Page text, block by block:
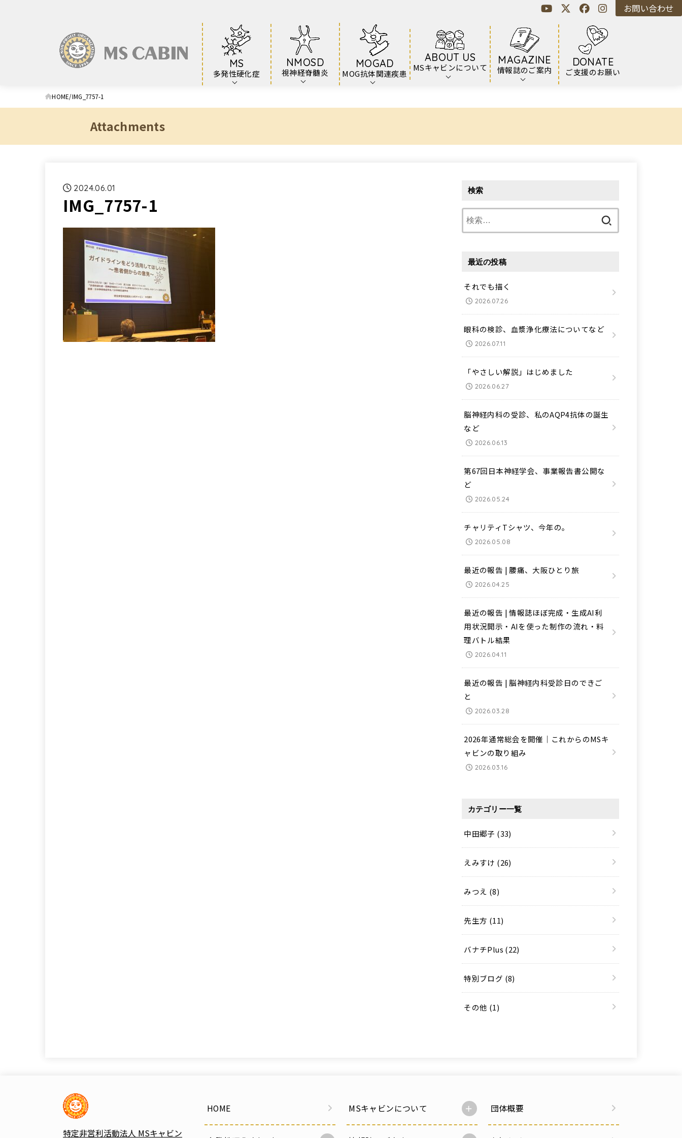
MS
多発性硬化症
NMOSD
視神経脊髄炎
MOGAD
MOG抗体関連疾患
ABOUT US
MSキャビンについて
MAGAZINE
情報誌のご案内
DONATE
ご支援のお願い
お問い合わせ
HOME IMG_7757-1
Attachments
2024.06.01
IMG_7757-1
検索
最近の投稿
それでも描く
2026.07.26
眼科の検診、血漿浄化療法についてなど
2026.07.11
「やさしい解説」はじめました
2026.06.27
脳神経内科の受診、私のAQP4抗体の誕生
など
2026.06.13
第67回日本神経学会、事業報告書公開な
ど
2026.05.24
チャリティTシャツ、今年の。
2026.05.08
最近の報告 | 腰痛、大阪ひとり旅
2026.04.25
最近の報告 | 情報誌ほぼ完成・生成AI利
用状況開示・AIを使った制作の流れ・料
理バトル結果
2026.04.11
最近の報告 | 脳神経内科受診日のできご
と
2026.03.28
2026年通常総会を開催｜これからのMSキ
ャビンの取り組み
2026.03.16
カテゴリー一覧
中田郷子 (33)
えみすけ (26)
みつえ (8)
先生方 (11)
バナチPlus (22)
特別ブログ (8)
その他 (1)
特定非営利活動法人 MSキャビン
HOME MSキャビンについて 団体概要